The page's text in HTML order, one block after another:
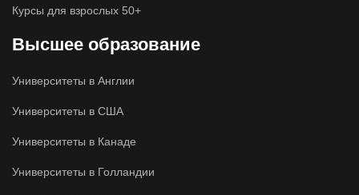
Курсы для взрослых 50+
Высшее образование
Университеты в Англии
Университеты в США
Университеты в Канаде
Университеты в Голландии
У вас есть вопросы?